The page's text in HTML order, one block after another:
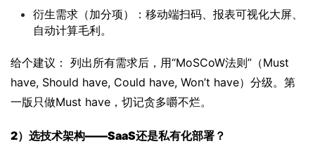
衍生需求（加分项）：移动端扫码、报表可视化大屏、
自动计算毛利。
给个建议： 列出所有需求后，用“MoSCoW法则”（Must
have, Should have, Could have, Won’t have）分级。第
一版只做Must have，切记贪多嚼不烂。
2） 选技术架构——SaaS还是私有化部署？